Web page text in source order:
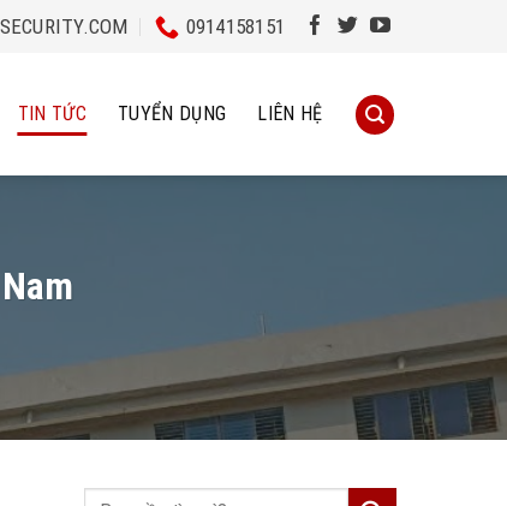
0914158151
TIN TỨC TUYỂN DỤNG LIÊN HỆ